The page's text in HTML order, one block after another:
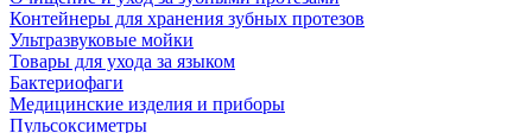
Контейнеры для хранения зубных протезов
Ультразвуковые мойки
Товары для ухода за языком
Бактериофаги
Медицинские изделия и приборы
Пульсоксиметры